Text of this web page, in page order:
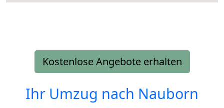
Kostenlose Angebote erhalten
Ihr Umzug nach Nauborn